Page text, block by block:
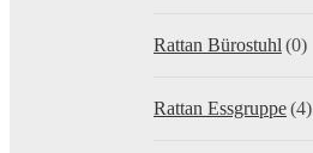
Rattan Bürostuhl (0)
Rattan Essgruppe(4)